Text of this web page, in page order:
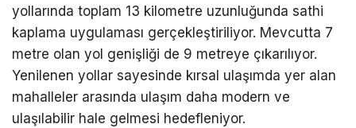
yollarında toplam 13 kilometre uzunluğunda sathi
kaplama uygulaması gerçekleştiriliyor. Mevcutta 7
metre olan yol genişliği de 9 metreye çıkarılıyor.
Yenilenen yollar sayesinde kırsal ulaşımda yer alan
mahalleler arasında ulaşım daha modern ve
ulaşılabilir hale gelmesi hedefleniyor.